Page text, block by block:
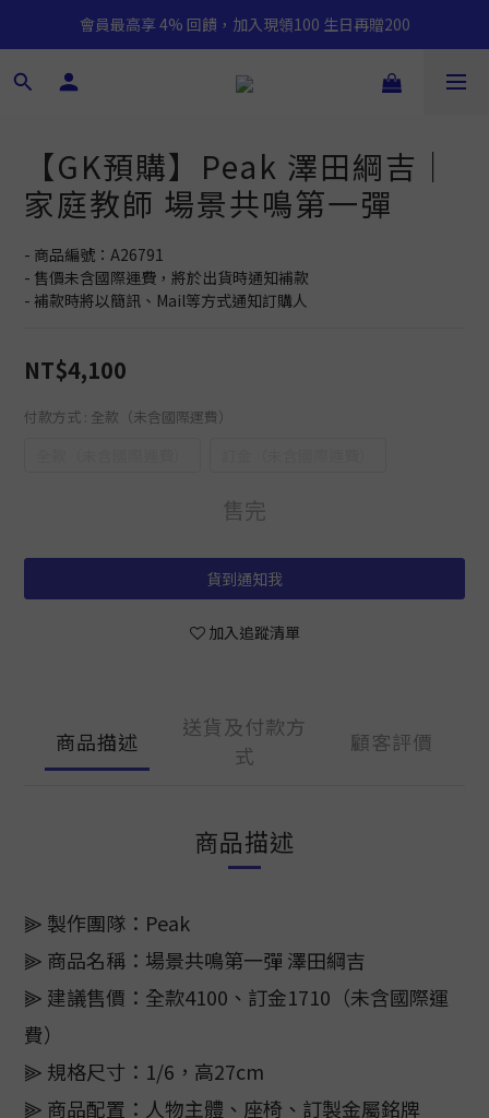
會員最高享 4% 回饋，加入現領100 生日再贈200
【GK預購】Peak 澤田綱吉｜
家庭教師 場景共鳴第一彈
- 商品編號：A26791
- 售價未含國際運費，將於出貨時通知補款
- 補款時將以簡訊、Mail等方式通知訂購人
NT$4,100
付款方式 : 全款（未含國際運費）
售完
貨到通知我
加入追蹤清單
商品描述
送貨及付款方
式
顧客評價
商品描述
⫸ 製作團隊：Peak
⫸ 商品名稱：場景共鳴第一彈 澤田綱吉
⫸ 建議售價：全款4100、訂金1710（未含國際運
費）
⫸ 規格尺寸：1/6，高27cm
⫸ 商品配置：人物主體、座椅、訂製金屬銘牌